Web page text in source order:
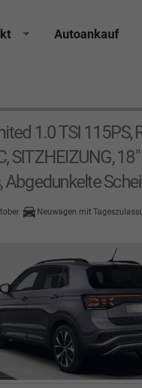
Autoankauf
1.0 TSI 115PS,
SITZHEIZUNG,
Neuwagen mit